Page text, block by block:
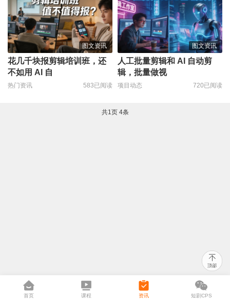
图文资讯
花几千块报剪辑培训班，还
不如用 AI 自
热门资讯 583已阅读
图文资讯
人工批量剪辑和 AI 自动剪
辑，批量做视
项目动态 720已阅读
共1 页 4条
首页 课程 资讯 短剧CPS